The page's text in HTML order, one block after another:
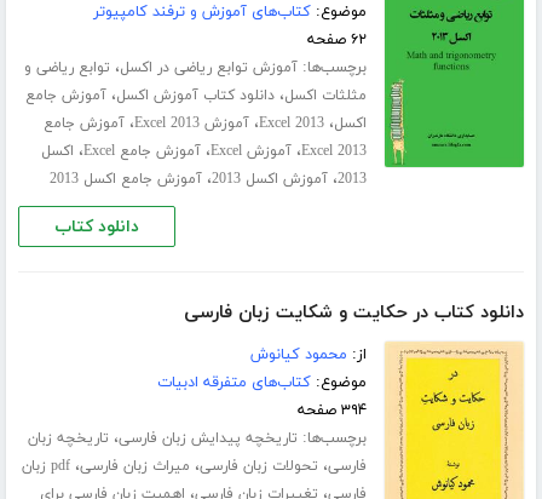
موضوع:کتاب‌های آموزش و ترفند کامپیوتر
۶۲ صفحه
برچسب‌ها:آموزش توابع ریاضی در اکسل، توابع ریاضی و
مثلثات اکسل،دانلود کتاب آموزش اکسل،آموزش جامع
اکسل،Excel 2013،آموزش Excel 2013 ،آموزش جامع
Excel 2013،آموزش Excel ،آموزش جامع Excel ، اکسل
2013،آموزش اکسل 2013 ،آموزش جامع اکسل 2013
دانلود کتاب
دانلود کتاب در حکایت و شکایت زبان فارسی
از: محمود کیانوش
موضوع:کتاب‌های متفرقه ادبیات
۳۹۴ صفحه
برچسب‌ها: تاریخچه پیدایش زبان فارسی، تاریخچه زبان
فارسی، تحولات زبان فارسی، میراث زبان فارسی،
pdf زبان
فارسی، تغییرات زبان فارسی، اهمیت زبان فارسی برای